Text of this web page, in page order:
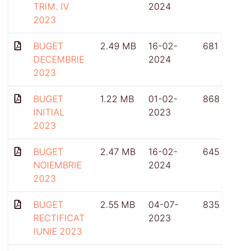
TRIM. IV
2023
2024
BUGET
DECEMBRIE
2023
2.49 MB
16-02-
2024
681
BUGET
INITIAL
2023
1.22 MB
01-02-
2023
868
BUGET
NOIEMBRIE
2023
2.47 MB
16-02-
2024
645
BUGET
RECTIFICAT
IUNIE 2023
2.55 MB
04-07-
2023
835